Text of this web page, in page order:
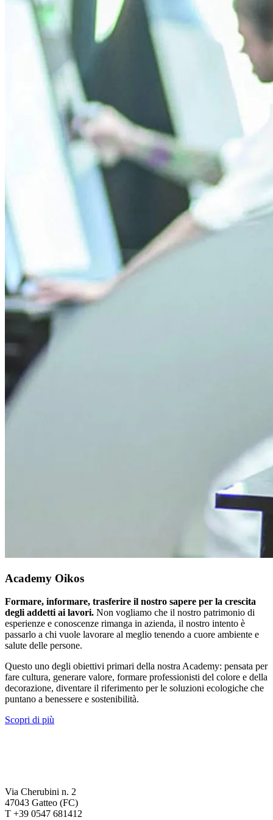
Academy Oikos
Formare, informare, trasferire il nostro sapere per la crescita
degli addetti ai lavori. Non vogliamo che il nostro patrimonio di
esperienze e conoscenze rimanga in azienda, il nostro intento è
passarlo a chi vuole lavorare al meglio tenendo a cuore ambiente e
salute delle persone.
Questo uno degli obiettivi primari della nostra Academy: pensata per
fare cultura, generare valore, formare professionisti del colore e della
decorazione, diventare il riferimento per le soluzioni ecologiche che
puntano a benessere e sostenibilità.
Scopri di più
Via Cherubini n. 2
47043 Gatteo (FC)
T +39 0547 681412